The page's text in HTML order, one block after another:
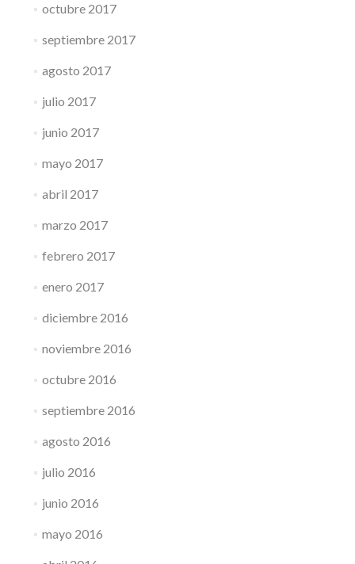
octubre 2017
septiembre 2017
agosto 2017
julio 2017
junio 2017
mayo 2017
abril 2017
marzo 2017
febrero 2017
enero 2017
diciembre 2016
noviembre 2016
octubre 2016
septiembre 2016
agosto 2016
julio 2016
junio 2016
mayo 2016